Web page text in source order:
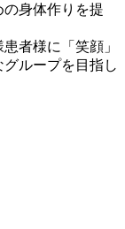
身体作りを提
者様に「笑顔」
グループを目指し